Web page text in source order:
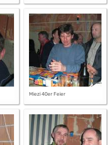
Miezi 40er Feier